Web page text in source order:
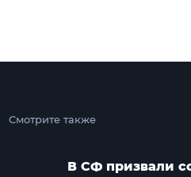
Смотрите также
В СФ призвали